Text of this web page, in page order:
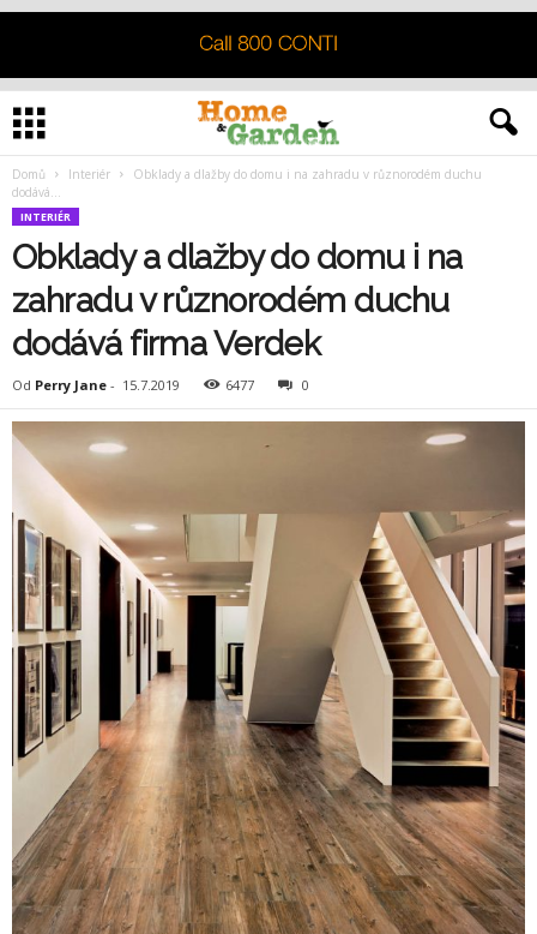
Domů Interiér
Obklady a dlažby do domu i na zahradu v různorodém duchu
dodává...
INTERIÉR
Obklady a dlažby do domu i na
zahradu v různorodém duchu
dodává firma Verdek
Od Perry Jane - 15.7.2019 6477 0